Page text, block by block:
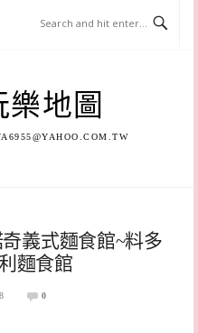
地圖
義式麵食館~料多
麵食館
0